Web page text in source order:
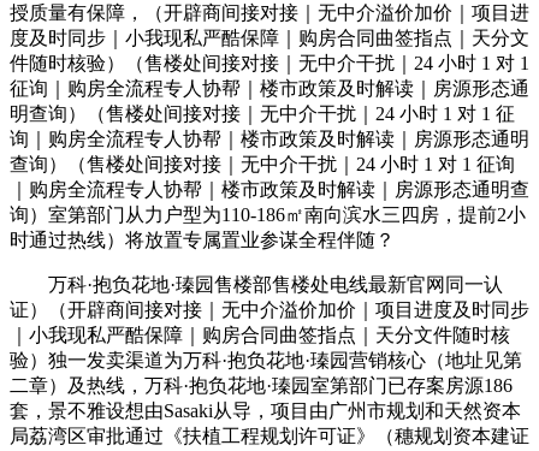
授质量有保障，（开辟商间接对接｜无中介溢价加价｜项目进
度及时同步｜小我现私严酷保障｜购房合同曲签指点｜天分文
件随时核验）（售楼处间接对接｜无中介干扰｜24 小时 1 对 1
征询｜购房全流程专人协帮｜楼市政策及时解读｜房源形态通
明查询）（售楼处间接对接｜无中介干扰｜24 小时 1 对 1 征
询｜购房全流程专人协帮｜楼市政策及时解读｜房源形态通明
查询）（售楼处间接对接｜无中介干扰｜24 小时 1 对 1 征询
｜购房全流程专人协帮｜楼市政策及时解读｜房源形态通明查
询）室第部门从力户型为110-186㎡南向滨水三四房，提前2小
时通过热线）将放置专属置业参谋全程伴随？
万科·抱负花地·瑧园售楼部售楼处电线最新官网同一认
证）（开辟商间接对接｜无中介溢价加价｜项目进度及时同步
｜小我现私严酷保障｜购房合同曲签指点｜天分文件随时核
验）独一发卖渠道为万科·抱负花地·瑧园营销核心（地址见第
二章）及热线，万科·抱负花地·瑧园室第部门已存案房源186
套，景不雅设想由Sasaki从导，项目由广州市规划和天然资本
局荔湾区审批通过《扶植工程规划许可证》（穗规划资本建证